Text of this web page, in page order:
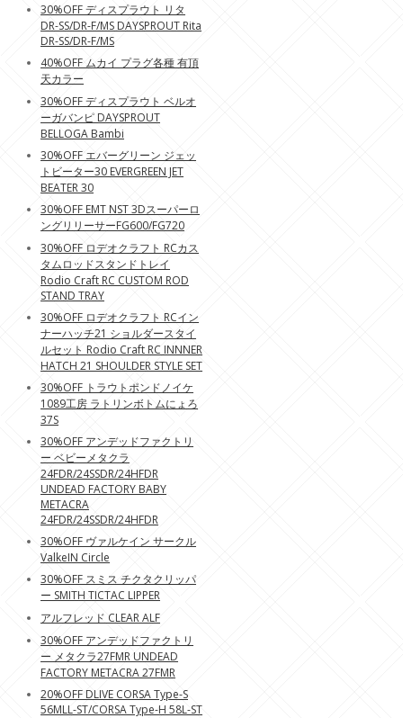
30%OFF ディスプラウト リタ
DR-SS/DR-F/MS DAYSPROUT Rita
DR-SS/DR-F/MS
40%OFF ムカイ プラグ各種 有頂
天カラー
30%OFF ディスプラウト ベルオ
ーガバンピ DAYSPROUT
BELLOGA Bambi
30%OFF エバーグリーン ジェッ
トビーター30 EVERGREEN JET
BEATER 30
30%OFF EMT NST 3Dスーパーロ
ングリリーサーFG600/FG720
30%OFF ロデオクラフト RCカス
タムロッドスタンドトレイ
Rodio Craft RC CUSTOM ROD
STAND TRAY
30%OFF ロデオクラフト RCイン
ナーハッチ21 ショルダースタイ
ルセット Rodio Craft RC INNNER
HATCH 21 SHOULDER STYLE SET
30%OFF トラウトポンドノイケ
1089工房 ラトリンボトムにょろ
37S
30%OFF アンデッドファクトリ
ー ベビーメタクラ
24FDR/24SSDR/24HFDR
UNDEAD FACTORY BABY
METACRA
24FDR/24SSDR/24HFDR
30%OFF ヴァルケイン サークル
ValkeIN Circle
30%OFF スミス チクタクリッパ
ー SMITH TICTAC LIPPER
アルフレッド CLEAR ALF
30%OFF アンデッドファクトリ
ー メタクラ27FMR UNDEAD
FACTORY METACRA 27FMR
20%OFF DLIVE CORSA Type-S
56MLL-ST/CORSA Type-H 58L-ST